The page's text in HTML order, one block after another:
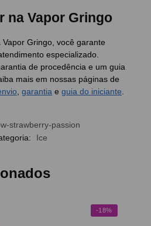
na Vapor Gringo
Gringo, você garante
especializado.
de procedência e um guia
mais em nossas páginas de
garantia e guia do iniciante
strawberry-passion
Ice
-18%